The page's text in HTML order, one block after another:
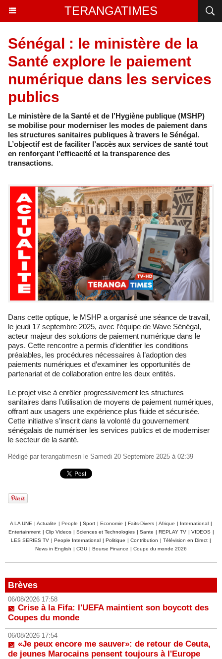
TERANGATIMES
Sénégal : le ministère de la
Santé explore le paiement
numérique dans les services
publics
Le ministère de la Santé et de l’Hygiène publique (MSHP)
se mobilise pour moderniser les modes de paiement dans
les structures sanitaires publiques à travers le Sénégal.
L’objectif est de faciliter l’accès aux services de santé tout
en renforçant l’efficacité et la transparence des
transactions.
Dans cette optique, le MSHP a organisé une séance de travail,
le jeudi 17 septembre 2025, avec l’équipe de Wave Sénégal,
acteur majeur des solutions de paiement numérique dans le
pays. Cette rencontre a permis d’identifier les conditions
préalables, les procédures nécessaires à l’adoption des
paiements numériques et d’examiner les opportunités de
partenariat et de collaboration entre les deux entités.
Le projet vise à enrôler progressivement les structures
sanitaires dans l’utilisation de moyens de paiement numériques,
offrant aux usagers une expérience plus fluide et sécurisée.
Cette initiative s’inscrit dans la volonté du gouvernement
sénégalais de numériser les services publics et de moderniser
le secteur de la santé.
Rédigé par terangatimesn le Samedi 20 Septembre 2025 à 02:39
A LA UNE | Actualite | People | Sport | Economie | Faits-Divers | Afrique | International |
Entertainment | Clip Videos | Sciences et Technologies | Sante | REPLAY TV | VIDEOS |
LES SERIES TV | People International | Politique | Contribution | Télévision en Direct |
News in English | CGU | Bourse Finance | Coupe du monde 2026
Brèves
06/08/2026 17:58
Crise à la Fifa: l'UEFA maintient son boycott des
Coupes du monde
06/08/2026 17:54
«Je peux encore me sauver»: de retour de Ceuta,
de jeunes Marocains pensent toujours à l'Europe